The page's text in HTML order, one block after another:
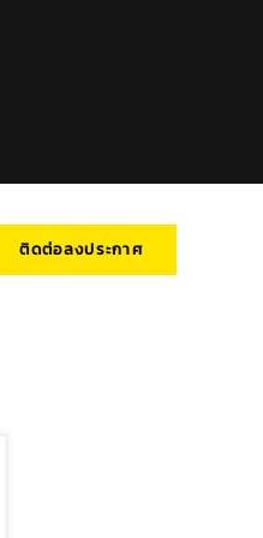
ติดต่อลงประกาศ